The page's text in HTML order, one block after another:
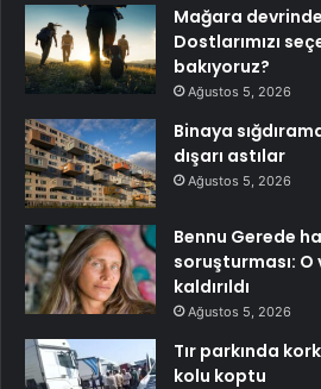
Mağara
Dostlarımızı
bakıyoruz?
Ağustos 5, 2026
Binaya
dışarı astılar
Ağustos 5, 2026
Bennu Gerede
soruşturması: O
kaldırıldı
Ağustos 5, 2026
Tır parkında
kolu koptu